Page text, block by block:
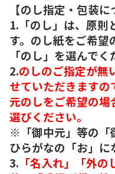
【のし指定・包装に
1.「のし」は、原則
す。のし紙をご希望
「のし」を選んでく
2.のしのご指定が無
せていただきます
元のしをご希望の
選びください。
※「御中元」等の「
ひらがなの「お」に
3. 「名入れ」「外